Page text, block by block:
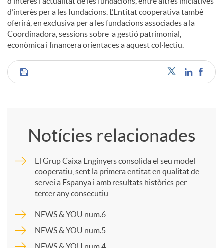
d’interès per a les fundacions. L’Entitat cooperativa també
oferirà, en exclusiva per a les fundacions associades a la
Coordinadora, sessions sobre la gestió patrimonial,
econòmica i financera orientades a aquest col·lectiu.
C
a
Notícies relacionades
El Grup Caixa Enginyers consolida el seu model
cooperatiu, sent la primera entitat en qualitat de
servei a Espanya i amb resultats històrics per
tercer any consecutiu
NEWS & YOU num.6
NEWS & YOU num.5
NEWS & YOU num.4